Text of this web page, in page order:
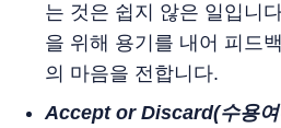
는 것은 쉽지 않은 일입니
을 위해 용기를 내어 피드
의 마음을 전합니다.
Accept or Discard(수용여